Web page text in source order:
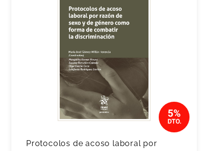
Protocolos de acoso laboral por